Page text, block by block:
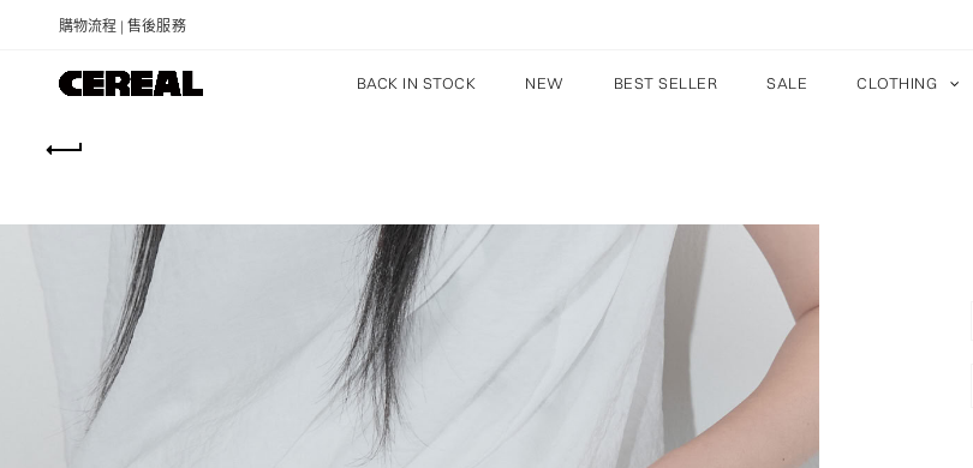
購物流程 | 售後服務
BACK IN STOCK NEW BEST SELLER SALE CLOTHING